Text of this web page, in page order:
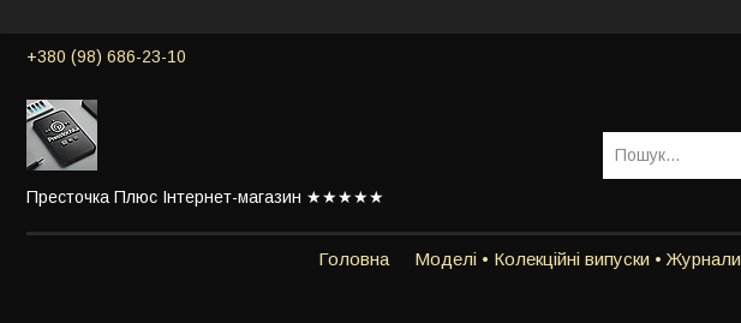
+380 (98) 686-23-10
Престочка Плюс Інтернет-магазин ★★★★★
Головна Моделі • Колекційні випуски • Журнали